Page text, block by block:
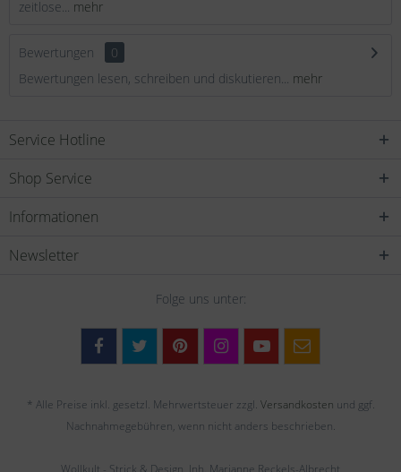
zeitlose... mehr
Bewertungen
0
Bewertungen lesen, schreiben und diskutieren... mehr
Service Hotline
Shop Service
Informationen
Newsletter
Folge uns unter:
* Alle Preise inkl. gesetzl. Mehrwertsteuer zzgl. Versandkosten und ggf.
Nachnahmegebühren, wenn nicht anders beschrieben.
Wollkult - Strick & Design, Inh. Marianne Reckels-Albrecht